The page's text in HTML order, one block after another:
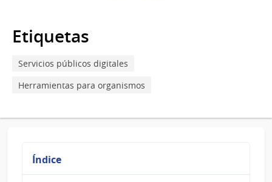
Etiquetas
Servicios públicos digitales
Herramientas para organismos
Índice